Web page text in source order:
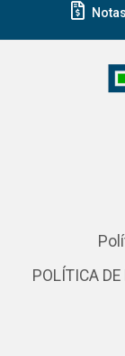
POLÍTICA DE